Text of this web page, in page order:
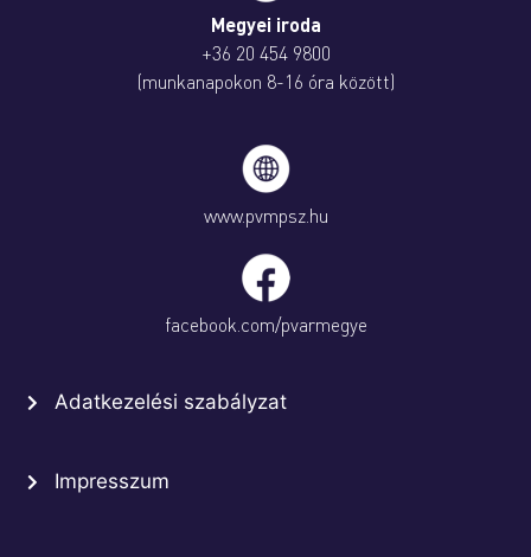
Megyei iroda
+36 20 454 9800
(munkanapokon 8-16 óra között)
www.pvmpsz.hu
facebook.com/pvarmegye
Adatkezelési szabályzat
Impresszum